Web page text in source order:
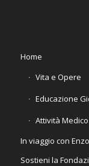
Home
Vita e Opere
Educazione
Attività
In viaggio con Enzo
Sostieni la